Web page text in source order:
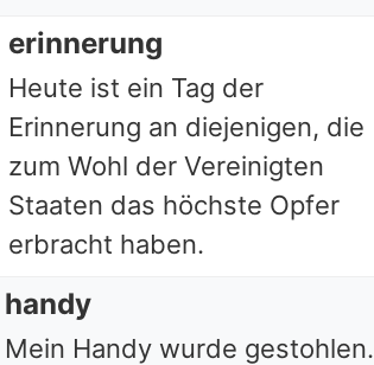
erinnerung
Heute ist ein Tag der
Erinnerung an diejenigen, die
zum Wohl der Vereinigten
Staaten das höchste Opfer
erbracht haben.
handy
Mein Handy wurde gestohlen.